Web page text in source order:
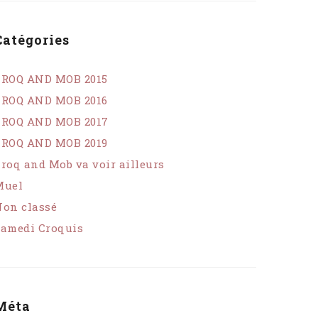
AND MOB 2015
AND MOB 2016
AND MOB 2017
AND MOB 2019
and Mob va voir ailleurs
classé
Croquis